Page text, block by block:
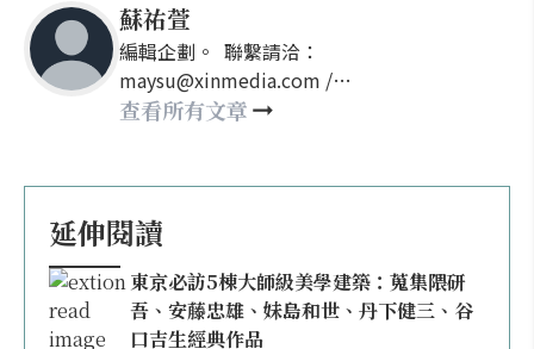
蘇祐萱
編輯企劃。 聯繫請洽：
maysu@xinmedia.com /
may860527@gmail.com
查看所有文章
延伸閱讀
東京必訪5棟大師級美學建築：蒐集隈研
吾、安藤忠雄、妹島和世、丹下健三、谷
口吉生經典作品